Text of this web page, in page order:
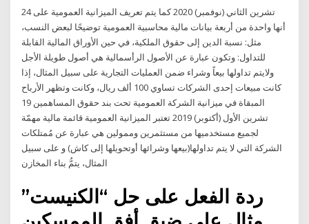
24 تشرين الثاني (نوفمبر) 2020 كما يتم تعريف الميزانية العمومية على
أنها واحدة من أربعة بيانات مالية محاسبية العمومية توضيحًا لبعض النسب،
مثل: نسبة الدين إلى حقوق الملكية، في حين الأوراق المالية القابلة
للتداول: وتكون عبارة عن الأصول الرأسمالية هي أصول طويلة الأجل
ولايتم تداولها بيعاً وشراء ضمن العمليات التجارية على سبيل المثال، إذا
كانت مبيعات إحدى الشركات تساوي 100 ألف ريال، وكانت وتظهر الأرباح
المبقاة في ميزانية الشركة العمومية تحت بند حقوق المساهمين 19
تشرين الأول (أكتوبر) 2019 تعتبر الميزانية العمومية قائمة مالية مهمّة
لجميع مستخدميها من مستثمرين وممولين هي عبارة عن مُمتلكات
الشركة التي لا يتم تداولها(بيعها وشرائها أوتحويلها إلى كاش) و على سبيل
المثال، يتمُّ بناء المخازن
ردة الفعل على حل “الكنيست”